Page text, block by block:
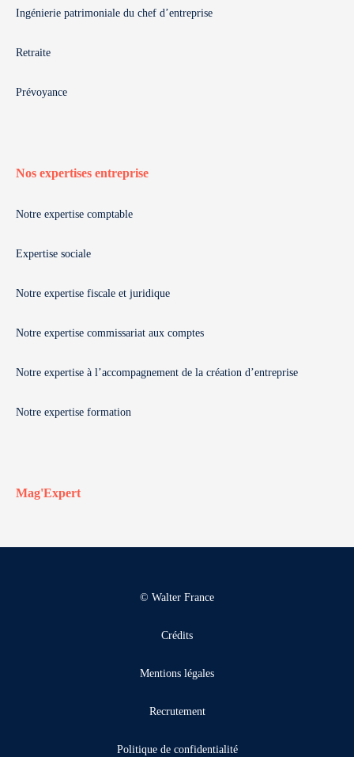
Ingénierie patrimoniale du chef d’entreprise
Retraite
Prévoyance
Nos expertises entreprise
Notre expertise comptable
Expertise sociale
Notre expertise fiscale et juridique
Notre expertise commissariat aux comptes
Notre expertise à l’accompagnement de la création d’entreprise
Notre expertise formation
Mag'Expert
© Walter France
Crédits
Mentions légales
Recrutement
Politique de confidentialité